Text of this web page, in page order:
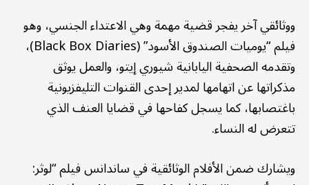
ووثائقي آخر يفجر قضية مهمة وهي الاعتداء الجنسي، وهو
فيلم “يوميات الصندوق الأسود” (Black Box Diaries)،
وتقدمه الصحفية اليابانية شيوري إيتو، والعمل يوثق
مذكراتها عن اتهامها لمدير إحدى القنوات التليفزيونية
باغتصابها، كما يسجل كفاحها في قضايا العنف الذي
تتعرض له النساء.
ويشارك ضمن الأفلام الوثائقية في ساندانس فيلم “لوثر: